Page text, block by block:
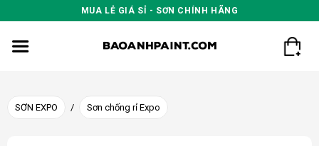
to
content
MUA LẺ GIÁ SỈ - SƠN CHÍNH HÃNG
SƠN EXPO / Sơn chống rỉ Expo